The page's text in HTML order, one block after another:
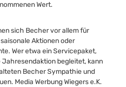
Wert.
sich Becher vor allem für
Aktionen oder
Wer etwa ein Servicepaket,
Jahresendaktion begleitet, kann
Becher Sympathie und
Media Werbung Wiegers e.K.